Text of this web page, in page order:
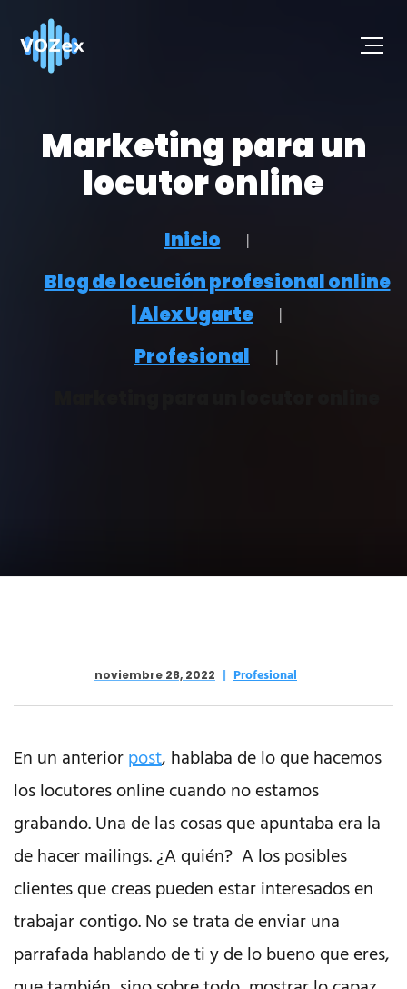
Marketing para un
locutor online
Inicio
Blog de locución profesional online
| Alex Ugarte
Profesional
noviembre 28, 2022 Profesional
En un anteriorpost, hablaba de lo que hacemos
los locutores online cuando no estamos
grabando. Una de las cosas que apuntaba era la
de hacer mailings. ¿A quién? A los posibles
clientes que creas pueden estar interesados en
trabajar contigo. No se trata de enviar una
parrafada hablando de ti y de lo bueno que eres,